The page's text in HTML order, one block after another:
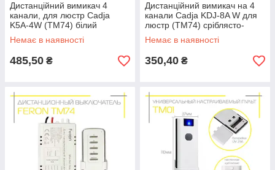
Дистанційний вимикач 4
канали, для люстр Cadja
K5A-4W (ТМ74) білий
Немає в наявності
485,50 ₴
Дистанційний вимикач на 4
канали Cadja KDJ-8A W для
люстр (ТМ74) сріблясто-
чорний
Немає в наявності
350,40 ₴